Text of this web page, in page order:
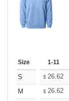
Size 1-11
S $ 26.62
M
$ 26.62